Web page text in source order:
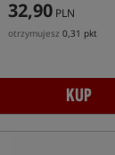
32,90 PLN
otrzymujesz 0,31 pkt
KUP